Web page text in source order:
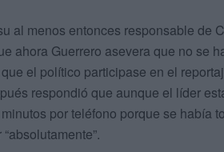
al menos entonces responsable de
ahora Guerrero asevera que no se
el político participase en el
respondió que aunque el líder
por teléfono porque se había